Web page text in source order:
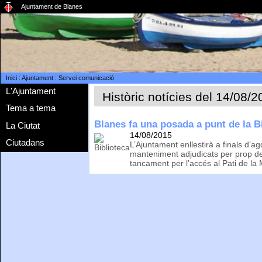
Ajuntament de Blanes
Inici: Ajuntament: Servei comunicació
L'Ajuntament
Tema a tema
La Ciutat
Ciutadans
Històric notícies del 14/08/
Blanes fa una posada a punt de la
14/08/2015
L’Ajuntament enllestirà a finals
manteniment adjudicats per prop
tancament per l’accés al Pati de la